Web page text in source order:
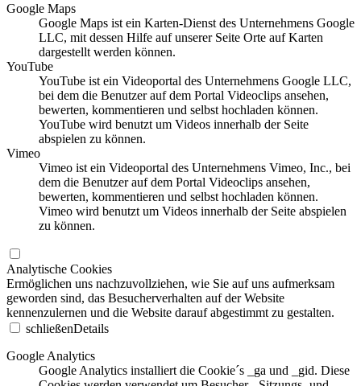
Google Maps
Google Maps ist ein Karten-Dienst des Unternehmens Google
LLC, mit dessen Hilfe auf unserer Seite Orte auf Karten
dargestellt werden können.
YouTube
YouTube ist ein Videoportal des Unternehmens Google LLC,
bei dem die Benutzer auf dem Portal Videoclips ansehen,
bewerten, kommentieren und selbst hochladen können.
YouTube wird benutzt um Videos innerhalb der Seite
abspielen zu können.
Vimeo
Vimeo ist ein Videoportal des Unternehmens Vimeo, Inc., bei
dem die Benutzer auf dem Portal Videoclips ansehen,
bewerten, kommentieren und selbst hochladen können.
Vimeo wird benutzt um Videos innerhalb der Seite abspielen
zu können.
Analytische Cookies
Ermöglichen uns nachzuvollziehen, wie Sie auf uns aufmerksam
geworden sind, das Besucherverhalten auf der Website
kennenzulernen und die Website darauf abgestimmt zu gestalten.
schließenDetails
Google Analytics
Google Analytics installiert die Cookie´s _ga und _gid. Diese